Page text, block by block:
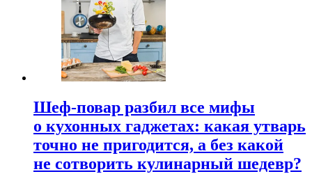
Шеф-повар разбил все мифы
о кухонных гаджетах: какая утварь
точно не пригодится, а без какой
не сотворить кулинарный шедевр?